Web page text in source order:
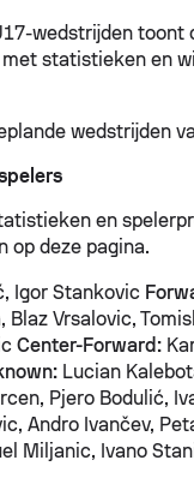
wedstrijden toont
statistieken en
wedstrijden
en
op deze pagina.
Igor Stankovic
Vrsalovic,
Center-Forward:
Lucian
Pjero Bodulić,
Andro Ivančev,
Miljanic, Ivano